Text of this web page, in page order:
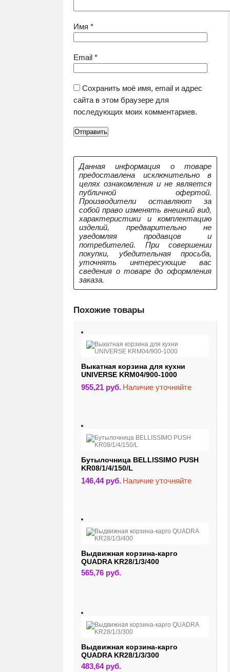
Имя*
Email*
Сохранить моё имя, email и адрес
сайта в этом браузере для
последующих моих комментариев.
Данная информация о товаре
предоставлена исключительно в
целях ознакомления и не является
публичной офертой.
Производители оставляют за
собой право изменять внешний вид,
характеристики и комплектацию
изделий, предварительно не
уведомляя продавцов и
потребителей. При совершении
покупки, убедительная просьба,
уточнять интересующие вас
сведения о товаре до оформления
заказа.
Похожие товары
Выкатная корзина для кухни
UNIVERSE KRM04/900-1000
955,21 руб. Наличие уточняйте
Бутылочница BELLISSIMO PUSH
KR08/1/4/150/L
146,44 руб. Наличие уточняйте
Выдвижная корзина-карго
QUADRA KR28/1/3/400
565,76 руб.
Выдвижная корзина-карго
QUADRA KR28/1/3/300
483,64 руб.